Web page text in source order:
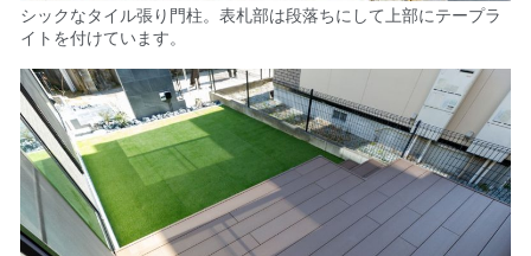
シックなタイル張り門柱。表札部は段落ちにして 上部にテープラ
イトを付けています。